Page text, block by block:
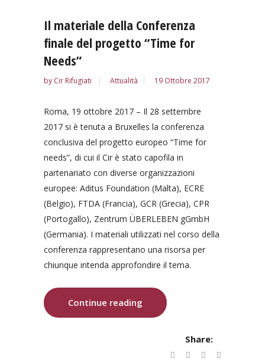
Il materiale della Conferenza
finale del progetto “Time for
Needs”
by Cir Rifugiati Attualità 19 Ottobre 2017
Roma, 19 ottobre 2017 – Il 28 settembre
2017 si è tenuta a Bruxelles la conferenza
conclusiva del progetto europeo “Time for
needs”, di cui il Cir è stato capofila in
partenariato con diverse organizzazioni
europee: Aditus Foundation (Malta), ECRE
(Belgio), FTDA (Francia), GCR (Grecia), CPR
(Portogallo), Zentrum ÜBERLEBEN gGmbH
(Germania). I materiali utilizzati nel corso della
conferenza rappresentano una risorsa per
chiunque intenda approfondire il tema.
Continue reading
Share: